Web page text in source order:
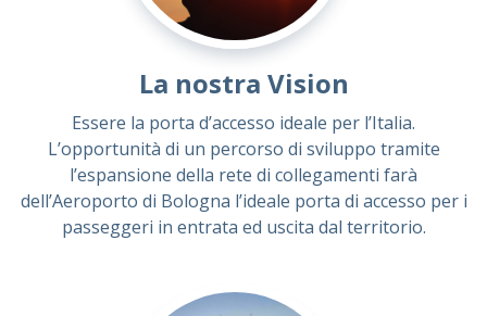
La nostra Vision
Essere la porta d’accesso ideale per l’Italia.
L’opportunità di un percorso di sviluppo tramite
l’espansione della rete di collegamenti farà
dell’Aeroporto di Bologna l’ideale porta di accesso per i
passeggeri in entrata ed uscita dal territorio.